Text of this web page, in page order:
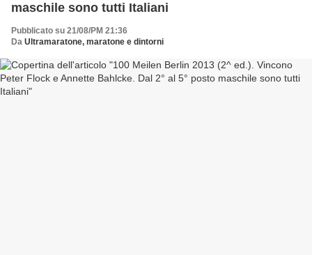
maschile sono tutti Italiani
Pubblicato su 21/08/PM 21:36
Da Ultramaratone, maratone e dintorni